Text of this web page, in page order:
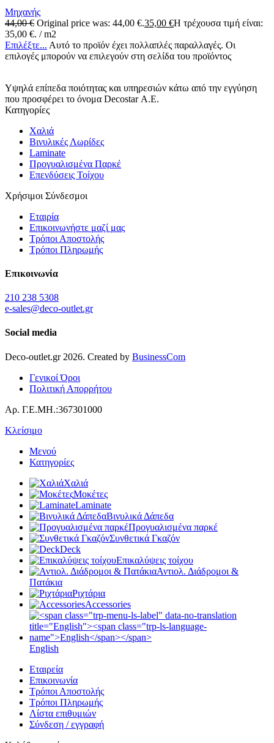
Μηχανής
44,00€ Original price was: 44,00 €.35,00 €Η τρέχουσα τιμή είναι:
35,00 €. / m2
Επιλέξτε... Αυτό το προϊόν έχει πολλαπλές παραλλαγές. Οι
επιλογές μπορούν να επιλεγούν στη σελίδα του προϊόντος
Υψηλά επίπεδα ποιότητας και υπηρεσιών κάτω από την εγγύηση
που προσφέρει το όνομα Decostar Α.Ε.
Κατηγορίες
Χαλιά
Βινυλικές Λωρίδες
Laminate
Προγυαλισμένα Παρκέ
Επενδύσεις Τοίχου
Χρήσιμοι Σύνδεσμοι
Εταιρία
Επικοινωνήστε μαζί μας
Τρόποι Αποστολής
Τρόποι Πληρωμής
Επικοινωνία
210 238 5308
e-sales@deco-outlet.gr
Social media
Deco-outlet.gr 2026. Created by BusinessCom
Γενικοί Όροι
Πολιτική Απορρήτου
Αρ. Γ.Ε.ΜΗ.:367301000
Κλείσιμο
Μενού
Κατηγορίες
Χαλιά
Μοκέτες
Laminate
Βινυλικά Δάπεδα
Προγυαλισμένα παρκέ
Συνθετικά Γκαζόν
Deck
Επικαλύψεις τοίχου
Αντιολ. Διάδρομοι &
Πατάκια
Ριχτάρια
Accessories
English
Εταιρεία
Επικοινωνία
Τρόποι Αποστολής
Τρόποι Πληρωμής
Λίστα επιθυμιών
Σύνδεση / εγγραφή